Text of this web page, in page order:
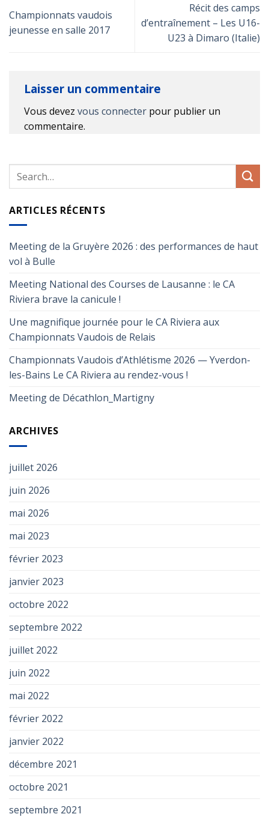
Championnats vaudois
jeunesse en salle 2017
Récit des camps
d’entraînement – Les U16-
U23 à Dimaro (Italie)
Laisser un commentaire
Vous devez vous connecter pour publier un
commentaire.
ARTICLES RÉCENTS
Meeting de la Gruyère 2026 : des performances de haut
vol à Bulle
Meeting National des Courses de Lausanne : le CA
Riviera brave la canicule !
Une magnifique journée pour le CA Riviera aux
Championnats Vaudois de Relais
Championnats Vaudois d’Athlétisme 2026 — Yverdon-
les-Bains Le CA Riviera au rendez-vous !
Meeting de Décathlon_Martigny
ARCHIVES
juillet 2026
juin 2026
mai 2026
mai 2023
février 2023
janvier 2023
octobre 2022
septembre 2022
juillet 2022
juin 2022
mai 2022
février 2022
janvier 2022
décembre 2021
octobre 2021
septembre 2021